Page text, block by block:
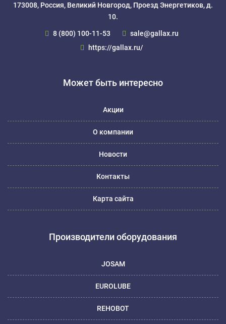
173008, Россия, Великий Новгород, Проезд Энергетиков, д.
10.
8 (800) 100-11-53
sale@gallax.ru
https://gallax.ru/
Может быть интересно
Акции
О компании
Новости
Контакты
Карта сайта
Производители оборудования
JOSAM
EUROLUBE
REHOBOT